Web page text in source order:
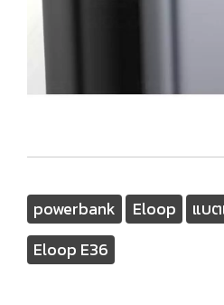
powerbank Eloop
แบ
Eloop E36